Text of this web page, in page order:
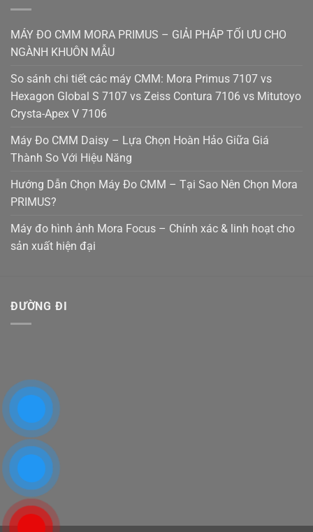
MÁY ĐO CMM MORA PRIMUS – GIẢI PHÁP TỐI ƯU CHO
NGÀNH KHUÔN MẪU
So sánh chi tiết các máy CMM: Mora Primus 7107 vs
Hexagon Global S 7107 vs Zeiss Contura 7106 vs Mitutoyo
Crysta-Apex V 7106
Máy Đo CMM Daisy – Lựa Chọn Hoàn Hảo Giữa Giá
Thành So Với Hiệu Năng
Hướng Dẫn Chọn Máy Đo CMM – Tại Sao Nên Chọn Mora
PRIMUS?
Máy đo hình ảnh Mora Focus – Chính xác & linh hoạt cho
sản xuất hiện đại
ĐƯỜNG ĐI